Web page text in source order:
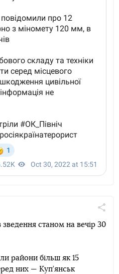
станом на вечір 30
райони більш як 15
них — Куп’янськ